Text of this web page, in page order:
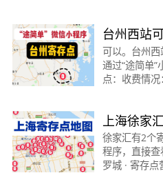
能get东北滑
台州西站
里？台州
可以。台州
通过“途简单”
点：收费情
供行李寄存
上海徐家
怎么收费
徐家汇有2个
程序，直接
罗城 · 寄存